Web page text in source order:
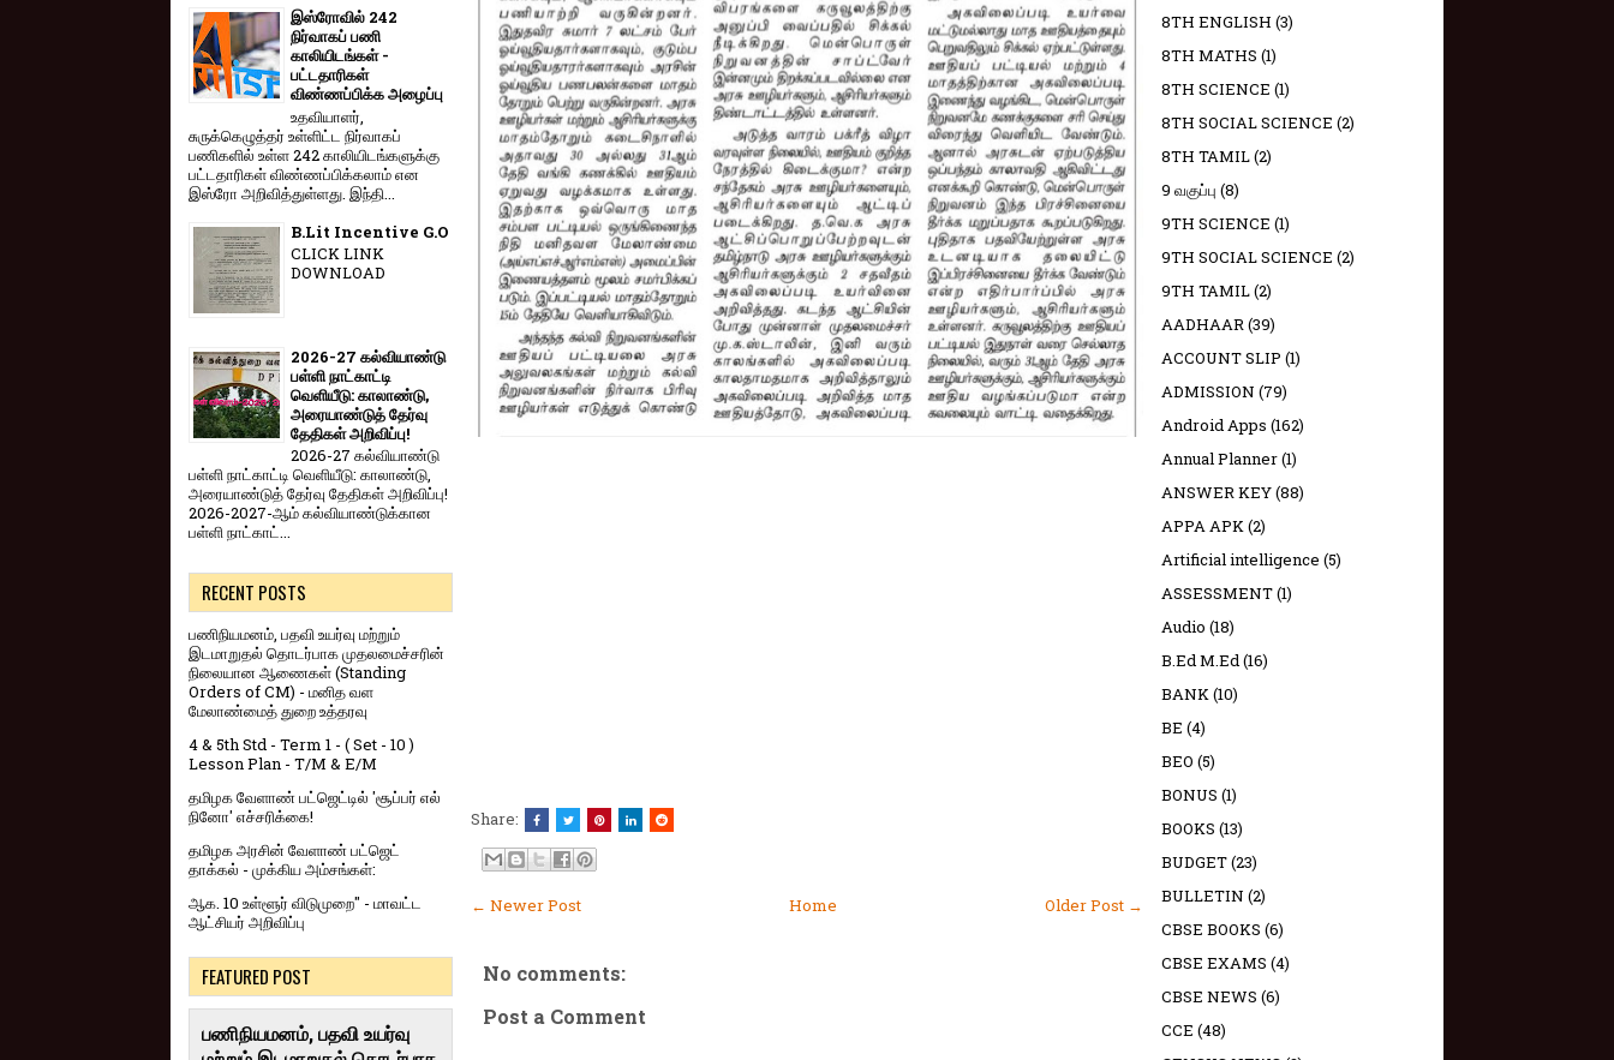
Share:
← Newer Post Older Post →
Home
No comments:
Post a Comment
இஸ்ரோவில் 242
நிர்வாகப் பணி
காலியிடங்கள் -
பட்டதாரிகள்
விண்ணப்பிக்க அழைப்பு
உதவியாளர்,
சுருக்கெழுத்தர் உள்ளிட்ட நிர்வாகப்
பணிகளில் உள்ள 242 காலியிடங்களுக்கு
பட்டதாரிகள் விண்ணப்பிக்கலாம் என
இஸ்ரோ அறிவித்துள்ளது. இந்தி...
B.Lit Incentive G.O
CLICK LINK
DOWNLOAD
2026-27 கல்வியாண்டு
பள்ளி நாட்காட்டி
வெளியீடு: காலாண்டு,
அரையாண்டுத் தேர்வு
தேதிகள் அறிவிப்பு!
2026-27 கல்வியாண்டு
பள்ளி நாட்காட்டி வெளியீடு: காலாண்டு,
அரையாண்டுத் தேர்வு தேதிகள் அறிவிப்பு!
2026-2027-ஆம் கல்வியாண்டுக்கான
பள்ளி நாட்காட்...
RECENT POSTS
பணிநியமனம், பதவி உயர்வு மற்றும்
இடமாறுதல் தொடர்பாக முதலமைச்சரின்
நிலையான ஆணைகள் (Standing
Orders of CM) - மனித வள
மேலாண்மைத் துறை உத்தரவு
4 & 5th Std - Term 1 - ( Set - 10 )
Lesson Plan - T/M & E/M
தமிழக வேளாண் பட்ஜெட்டில் 'சூப்பர் எல்
நினோ' எச்சரிக்கை!
தமிழக அரசின் வேளாண் பட்ஜெட்
தாக்கல் - முக்கிய அம்சங்கள்:
ஆக. 10 உள்ளூர் விடுமுறை" - மாவட்ட
ஆட்சியர் அறிவிப்பு
FEATURED POST
பணிநியமனம், பதவி உயர்வு
8TH ENGLISH (3)
8TH MATHS (1)
8TH SCIENCE (1)
8TH SOCIAL SCIENCE (2)
8TH TAMIL(2)
9 வகுப்பு (8)
9TH SCIENCE (1)
9TH SOCIAL SCIENCE (2)
9TH TAMIL(2)
AADHAAR(39)
ACCOUNT SLIP (1)
ADMISSION (79)
Android Apps (162)
Annual Planner(1)
ANSWER KEY(88)
APPA APK(2)
Artificial intelligence (5)
ASSESSMENT(1)
Audio (18)
B.Ed M.Ed(16)
BANK(10)
BE (4)
BEO (5)
BONUS (1)
BOOKS (13)
BUDGET(23)
BULLETIN (2)
CBSE BOOKS (6)
CBSE EXAMS (4)
CBSE NEWS (6)
CCE (48)